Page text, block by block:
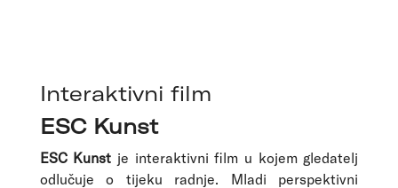
Interaktivni film
ESC Kunst
ESC Kunst je interaktivni film u kojem gledatelj
odlučuje o tijeku radnje. Mladi perspektivni